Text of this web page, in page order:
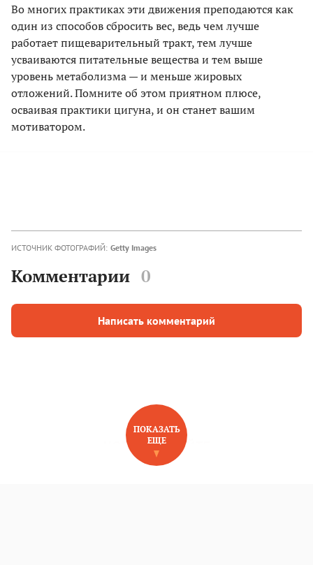
Во многих практиках эти движения преподаются как
один из способов сбросить вес, ведь чем лучше
работает пищеварительный тракт, тем лучше
усваиваются питательные вещества и тем выше
уровень метаболизма — и меньше жировых
отложений. Помните об этом приятном плюсе,
осваивая практики цигуна, и он станет вашим
мотиватором.
ИСТОЧНИК ФОТОГРАФИЙ: Getty Images
Комментарии 0
Написать комментарий
НОВОЕ НА САЙТЕ
ПОКАЗАТЬ
ЕЩЕ